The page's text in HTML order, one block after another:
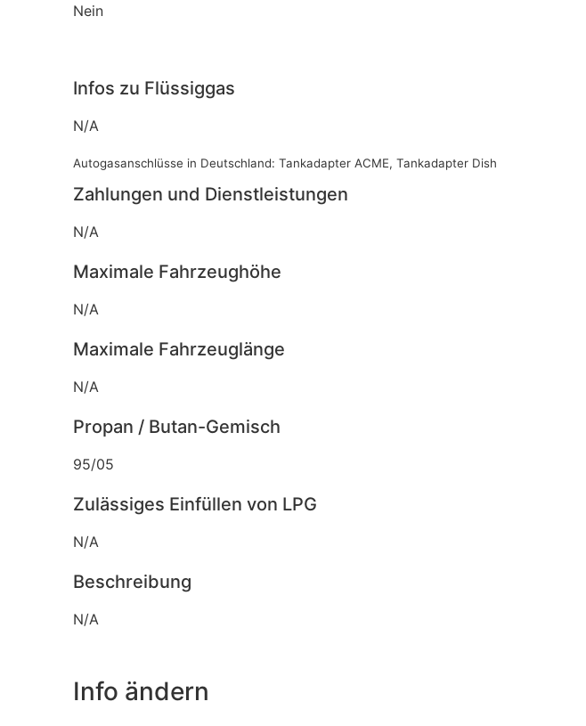
Nein
Infos zu Flüssiggas
N/A
Autogasanschlüsse in Deutschland: Tankadapter ACME, Tankadapter Dish
Zahlungen und Dienstleistungen
N/A
Maximale Fahrzeughöhe
N/A
Maximale Fahrzeuglänge
N/A
Propan / Butan-Gemisch
95/05
Zulässiges Einfüllen von LPG
N/A
Beschreibung
N/A
Info ändern